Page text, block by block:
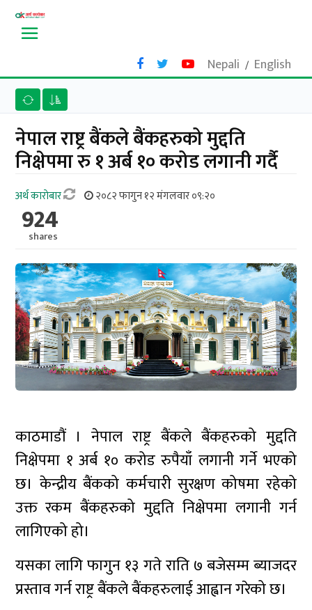
Nepali / English
नेपाल राष्ट्र बैंकले बैंकहरुको मुद्दति
निक्षेपमा रु १ अर्ब १० करोड लगानी गर्दै
अर्थ काराेबार २०८२ फागुन १२ मंगलवार ०९:२०
924
shares
काठमाडौं । नेपाल राष्ट्र बैंकले बैंकहरुको मुद्दति
निक्षेपमा १ अर्ब १० करोड रुपैयाँ लगानी गर्ने भएको
छ। केन्द्रीय बैंकको कर्मचारी सुरक्षण कोषमा रहेको
उक्त रकम बैंकहरुको मुद्दति निक्षेपमा लगानी गर्न
लागिएको हो।
यसका लागि फागुन १३ गते राति ७ बजेसम्म ब्याजदर
प्रस्ताव गर्न राष्ट्र बैंकले बैंकहरुलाई आह्वान गरेको छ।